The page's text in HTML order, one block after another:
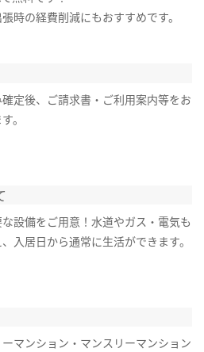
時の経費削減にもおすすめです。
定後、ご請求書・ご利用案内等をお
。
設備をご用意！水道やガス・電気も
入居日から通常に生活ができます。
マンション・マンスリーマンション